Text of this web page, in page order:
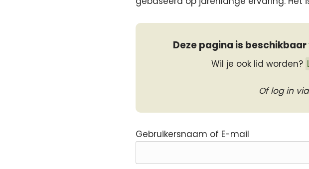
Deze pagina is
Wil je ook lid worden?
Of log in
Gebruikersnaam of E-mail